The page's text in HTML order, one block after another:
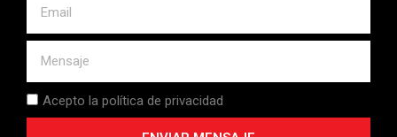
Acepto la política de privacidad